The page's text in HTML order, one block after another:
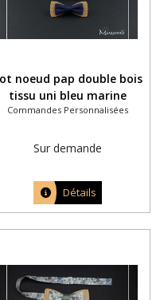
noeud pap double bois
tissu uni bleu marine
et deux noeuds pap
Commandes Personnalisées
Sur demande
Détails